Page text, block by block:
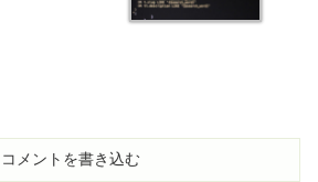
コメントを書き込む